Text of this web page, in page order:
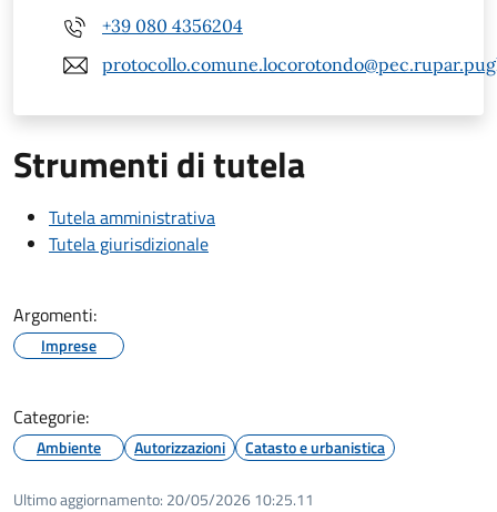
+39 080 4356204
Strumenti di tutela
Tutela amministrativa
Tutela giurisdizionale
Argomenti:
Imprese
Categorie:
Ambiente Autorizzazioni Catasto e urbanistica
Ultimo aggiornamento: 20/05/2026 10:25.11